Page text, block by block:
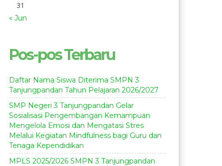
31
« Jun
Pos-pos Terbaru
Daftar Nama Siswa Diterima SMPN 3
Tanjungpandan Tahun Pelajaran 2026/2027
SMP Negeri 3 Tanjungpandan Gelar
Sosialisasi Pengembangan Kemampuan
Mengelola Emosi dan Mengatasi Stres
Melalui Kegiatan Mindfulness bagi Guru dan
Tenaga Kependidikan
MPLS 2025/2026 SMPN 3 Tanjungpandan